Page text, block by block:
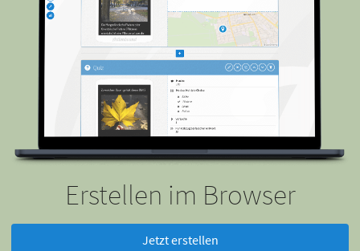
Erstellen im Browser
Jetzt erstellen